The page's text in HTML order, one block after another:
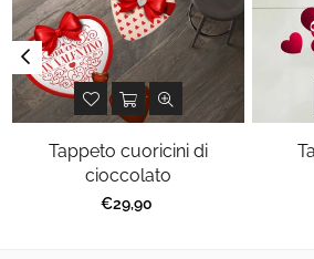
Tappeto cuoricini di
cioccolato
Prezzo
€29,90